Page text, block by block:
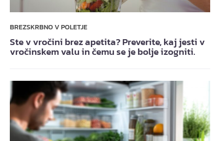
BREZSKRBNO V POLETJE
Ste v vročini brez apetita? Preverite, kaj jesti v
vročinskem valu in čemu se je bolje izogniti.